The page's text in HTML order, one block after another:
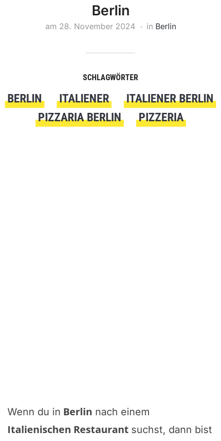
Berlin
am 28. November 2024 in Berlin
SCHLAGWÖRTER
BERLIN ITALIENER
ITALIENER BERLIN
PIZZARIA BERLIN
PIZZERIA
Wenn du in Berlin nach einem
Italienischen Restaurant suchst, dann bist